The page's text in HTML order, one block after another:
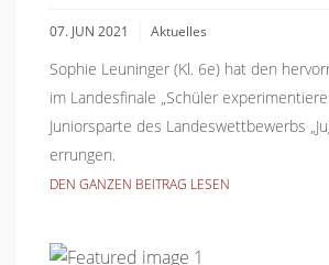
07. JUN 2021 Aktuelles
Sophie Leuninger (Kl. 6e) hat den
im Landesfinale „Schüler
Juniorsparte des Landeswettbewerbs
errungen.
DEN GANZEN BEITRAG LESEN